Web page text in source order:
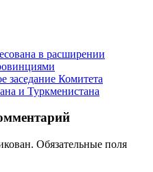
в расширении
заседание Комитета
и Туркменистана
Обязательные поля